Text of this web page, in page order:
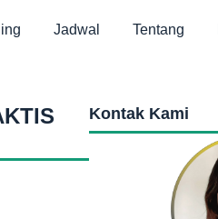
Jadwal Tentang
Kontak Kami